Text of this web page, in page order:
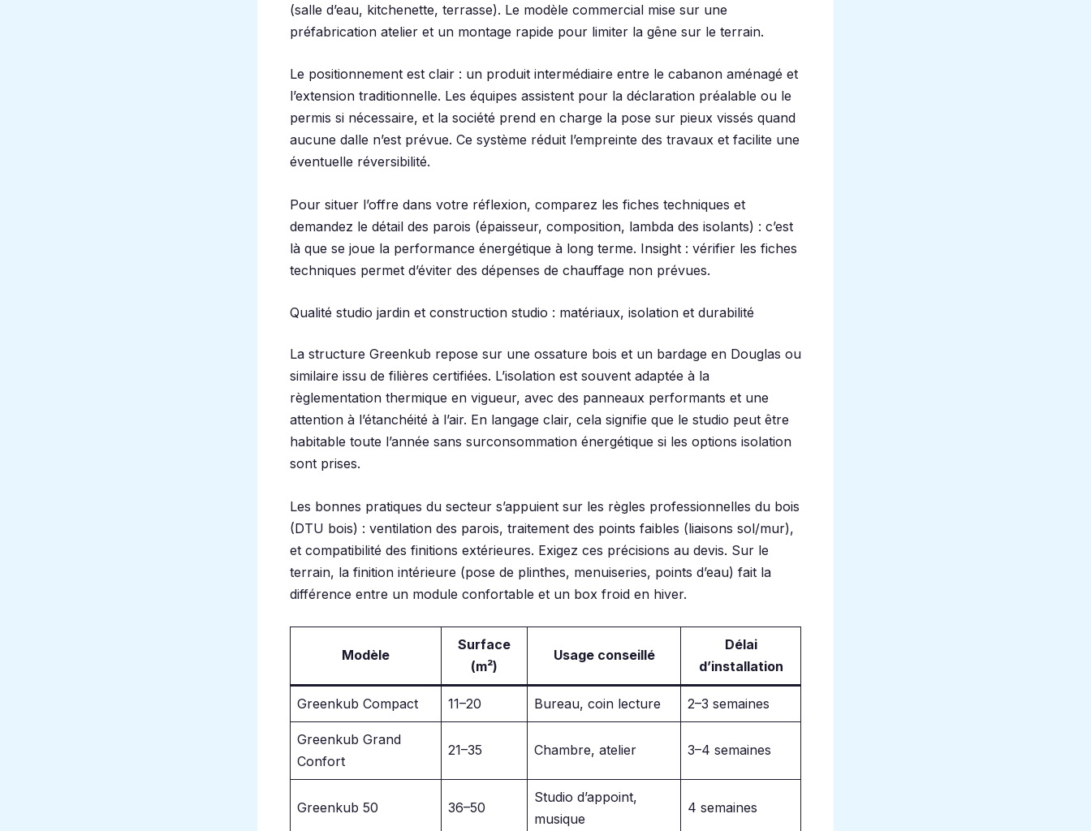
(salle d’eau, kitchenette, terrasse). Le modèle commercial mise sur une
préfabrication atelier et un montage rapide pour limiter la gêne sur le terrain.
Le positionnement est clair : un produit intermédiaire entre le cabanon aménagé et
l’extension traditionnelle. Les équipes assistent pour la déclaration préalable ou le
permis si nécessaire, et la société prend en charge la pose sur pieux vissés quand
aucune dalle n’est prévue. Ce système réduit l’empreinte des travaux et facilite une
éventuelle réversibilité.
Pour situer l’offre dans votre réflexion, comparez les fiches techniques et
demandez le détail des parois (épaisseur, composition, lambda des isolants) : c’est
là que se joue la performance énergétique à long terme. Insight : vérifier les fiches
techniques permet d’éviter des dépenses de chauffage non prévues.
Qualité studio jardin et construction studio : matériaux, isolation et durabilité
La structure Greenkub repose sur une ossature bois et un bardage en Douglas ou
similaire issu de filières certifiées. L’isolation est souvent adaptée à la
règlementation thermique en vigueur, avec des panneaux performants et une
attention à l’étanchéité à l’air. En langage clair, cela signifie que le studio peut être
habitable toute l’année sans surconsommation énergétique si les options isolation
sont prises.
Les bonnes pratiques du secteur s’appuient sur les règles professionnelles du bois
(DTU bois) : ventilation des parois, traitement des points faibles (liaisons sol/mur),
et compatibilité des finitions extérieures. Exigez ces précisions au devis. Sur le
terrain, la finition intérieure (pose de plinthes, menuiseries, points d’eau) fait la
différence entre un module confortable et un box froid en hiver.
Modèle
Surface
(m²)
Usage conseillé
Délai
d’installation
Greenkub Compact 11–20 Bureau, coin lecture 2–3 semaines
Greenkub Grand
Confort
21–35 Chambre, atelier 3–4 semaines
Greenkub 50 36–50
Studio d’appoint,
musique
4 semaines